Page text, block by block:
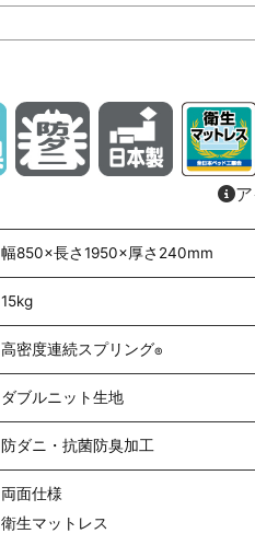
幅850×長さ1950×厚さ240mm
15kg
高密度連続スプリング®
ダブルニット生地
防ダニ・抗菌防臭加工
両面仕様
衛生マットレス